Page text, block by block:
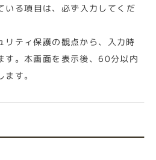
いる項目は、必ず入力してくだ
リティ保護の観点から、入力時
す。本画面を表示後、60分以内
す。